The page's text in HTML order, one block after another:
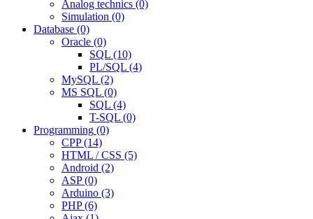
Analog technics (0)
Simulation (0)
Database (0)
Oracle (0)
SQL (10)
PL/SQL (4)
MySQL (2)
MS SQL (0)
SQL (4)
T-SQL (0)
Programming (0)
CPP(14)
HTML / CSS (5)
Android (2)
ASP(0)
Arduino (3)
PHP(6)